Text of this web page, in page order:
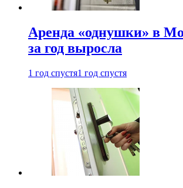
Аренда «однушки» в
за год выросла
1 год спустя1 год спустя